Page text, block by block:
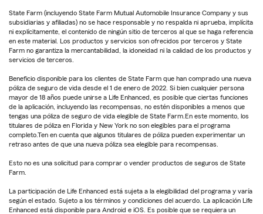
State Farm (incluyendo State Farm Mutual Automobile Insurance Company y sus
subsidiarias y afiliadas) no se hace responsable y no respalda ni aprueba, implícita
ni explícitamente, el contenido de ningún sitio de terceros al que se haga referencia
en este material. Los productos y servicios son ofrecidos por terceros y State
Farm no garantiza la mercantabilidad, la idoneidad ni la calidad de los productos y
servicios de terceros.
Beneficio disponible para los clientes de State Farm que han comprado una nueva
póliza de seguro de vida desde el 1 de enero de 2022. Si bien cualquier persona
mayor de 18 años puede unirse a Life Enhanced, es posible que ciertas funciones
de la aplicación, incluyendo las recompensas, no estén disponibles a menos que
tengas una póliza de seguro de vida elegible de State Farm.En este momento, los
titulares de póliza en Florida y New York no son elegibles para el programa
completo.Ten en cuenta que algunos titulares de póliza pueden experimentar un
retraso antes de que una nueva póliza sea elegible para recompensas.
Esto no es una solicitud para comprar o vender productos de seguros de State
Farm.
La participación de Life Enhanced está sujeta a la elegibilidad del programa y varía
según el estado. Sujeto a los términos y condiciones del acuerdo. La aplicación Life
Enhanced está disponible para Android e iOS. Es posible que se requiera un